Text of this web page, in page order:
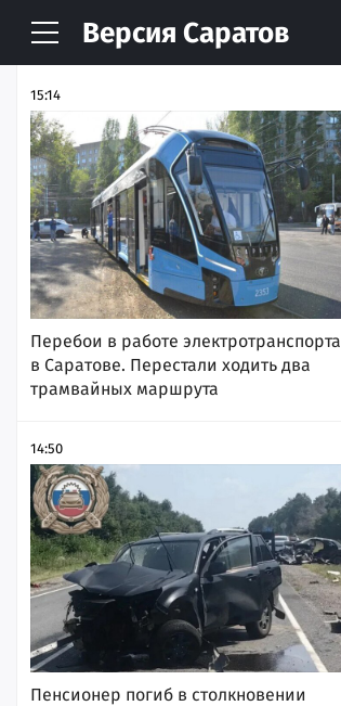
Версия Саратов
НОВОСТИ АРХИВ
15:14
Перебои в работе электротранспорта
в Саратове. Перестали ходить два
трамвайных маршрута
14:50
Пенсионер погиб в столкновении